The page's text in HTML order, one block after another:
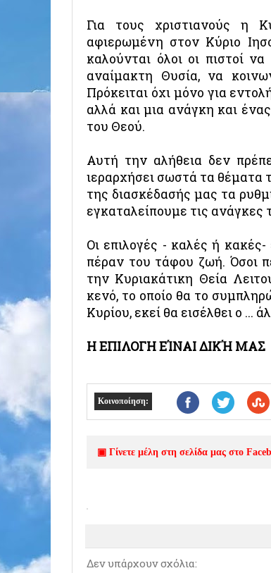
Για τους χριστιανούς η
αφιερωμένη στον Κύριο
καλούνται όλοι οι πιστοί
αναίμακτη Θυσία, να
Πρόκειται όχι μόνο για
αλλά και μια ανάγκη και
του Θεού.
Αυτή την αλήθεια δεν
ιεραρχήσει σωστά τα
της διασκέδασής μας τα
εγκαταλείπουμε τις ανάγκες
Οι επιλογές - καλές ή
πέραν του τάφου ζωή. Όσοι
την Κυριακάτικη Θεία
κενό, το οποίο θα το
Κυρίου, εκεί θα εισέλθει ο ...
Η ΕΠΙΛΟΓΗ ΕΊΝΑΙ ΔΙΚΉ ΜΑΣ
Κοινοποίηση:
▣ Γίνετε μέλη στη σελίδα μας στο
Δεν υπάρχουν σχόλια: